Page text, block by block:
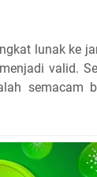
lunak ke
valid.
semacam